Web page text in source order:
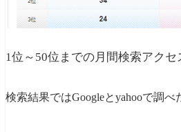
1位～50位までの月間検索アクセ
検索結果ではGoogleとyahooで調べ